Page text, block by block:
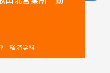
ィーラー！
て県下9店舗を展開。
経済学科